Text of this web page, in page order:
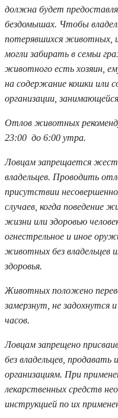
должна будет
бездомышах. Чтобы
потерявшихся животных,
могли забирать в семьи
животного есть хозяин,
на содержание кошки или
организации,
Отлов животных
23:00 до 6:00 утра.
Ловцам запрещается
владельцев. Проводить
присутствии
случаев, когда поведение
жизни или здоровью
огнестрельное и иное
животных без владельцев
здоровья.
Животных положено
замерзнут, не
часов.
Ловцам запрещено
без владельцев,
организациям. При
лекарственных средств
инструкцией по их